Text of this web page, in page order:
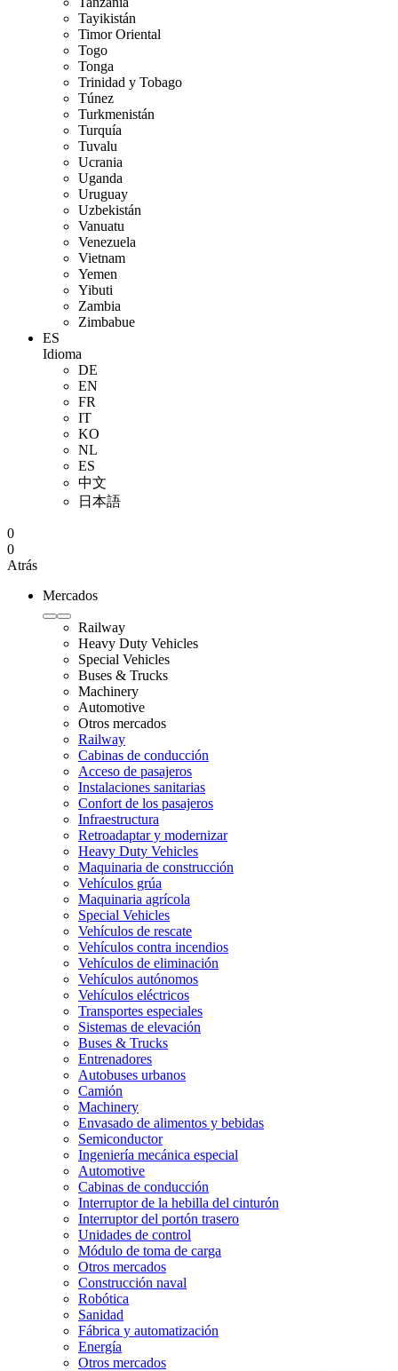
Tayikistán
Timor Oriental
Togo
Tonga
Trinidad y Tobago
Túnez
Turkmenistán
Turquía
Tuvalu
Ucrania
Uganda
Uruguay
Uzbekistán
Vanuatu
Venezuela
Vietnam
Yemen
Yibuti
Zambia
Zimbabue
ES
Idioma
DE
EN
FR
IT
KO
NL
ES
中文
日本語
0
0
Atrás
Mercados
Railway
Heavy Duty Vehicles
Special Vehicles
Buses & Trucks
Machinery
Automotive
Otros mercados
Railway
Cabinas de conducción
Acceso de pasajeros
Instalaciones sanitarias
Confort de los pasajeros
Infraestructura
Retroadaptar y modernizar
Heavy Duty Vehicles
Maquinaria de construcción
Vehículos grúa
Maquinaria agrícola
Special Vehicles
Vehículos de rescate
Vehículos contra incendios
Vehículos de eliminación
Vehículos autónomos
Vehículos eléctricos
Transportes especiales
Sistemas de elevación
Buses & Trucks
Entrenadores
Autobuses urbanos
Camión
Machinery
Envasado de alimentos y bebidas
Semiconductor
Ingeniería mecánica especial
Automotive
Cabinas de conducción
Interruptor de la hebilla del cinturón
Interruptor del portón trasero
Unidades de control
Módulo de toma de carga
Otros mercados
Construcción naval
Robótica
Sanidad
Fábrica y automatización
Energía
Otros mercados